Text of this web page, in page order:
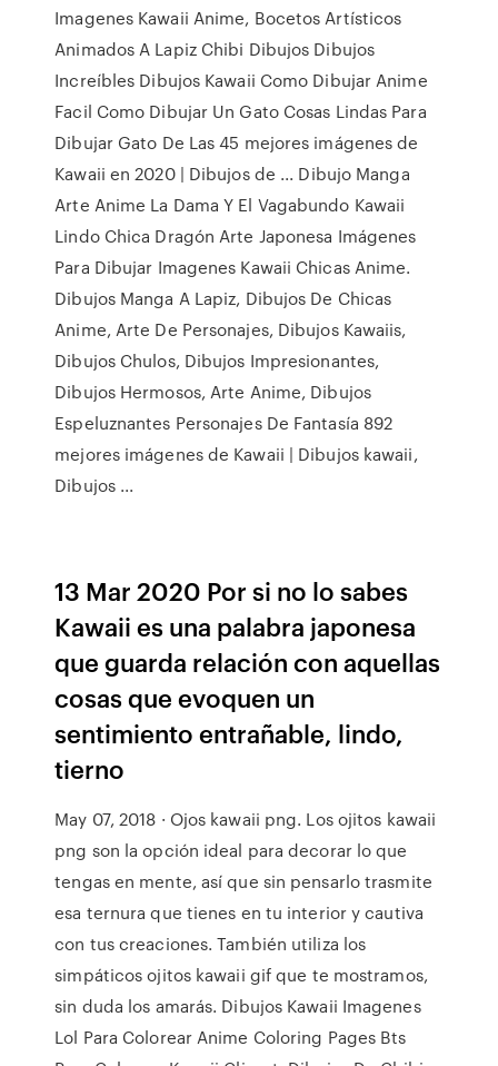
Imagenes Kawaii Anime, Bocetos Artísticos
Animados A Lapiz Chibi Dibujos Dibujos
Increíbles Dibujos Kawaii Como Dibujar Anime
Facil Como Dibujar Un Gato Cosas Lindas Para
Dibujar Gato De Las 45 mejores imágenes de
Kawaii en 2020 | Dibujos de ... Dibujo Manga
Arte Anime La Dama Y El Vagabundo Kawaii
Lindo Chica Dragón Arte Japonesa Imágenes
Para Dibujar Imagenes Kawaii Chicas Anime.
Dibujos Manga A Lapiz, Dibujos De Chicas
Anime, Arte De Personajes, Dibujos Kawaiis,
Dibujos Chulos, Dibujos Impresionantes,
Dibujos Hermosos, Arte Anime, Dibujos
Espeluznantes Personajes De Fantasía 892
mejores imágenes de Kawaii | Dibujos kawaii,
Dibujos ...
13 Mar 2020 Por si no lo sabes
Kawaii es una palabra japonesa
que guarda relación con aquellas
cosas que evoquen un
sentimiento entrañable, lindo,
tierno
May 07, 2018 · Ojos kawaii png. Los ojitos kawaii
png son la opción ideal para decorar lo que
tengas en mente, así que sin pensarlo trasmite
esa ternura que tienes en tu interior y cautiva
con tus creaciones. También utiliza los
simpáticos ojitos kawaii gif que te mostramos,
sin duda los amarás. Dibujos Kawaii Imagenes
Lol Para Colorear Anime Coloring Pages Bts